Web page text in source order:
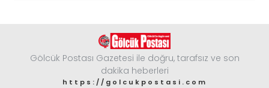
Gölcük Postası Gazetesi ile doğru, tarafsız ve son
dakika heberleri
https://golcukpostasi.com